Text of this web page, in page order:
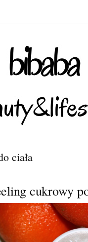
ciała
cukrowy